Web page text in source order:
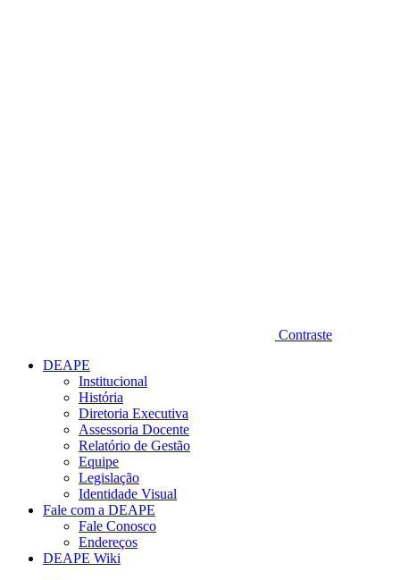
Contraste
DEAPE
Institucional
História
Diretoria Executiva
Assessoria Docente
Relatório de Gestão
Equipe
Legislação
Identidade Visual
Fale com a DEAPE
Fale Conosco
Endereços
DEAPE Wiki